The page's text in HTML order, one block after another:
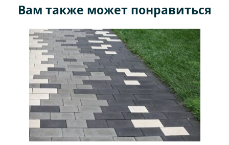
Вам также может понравиться